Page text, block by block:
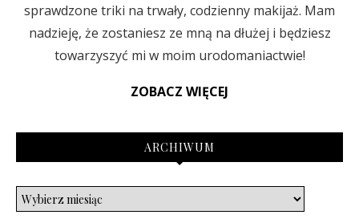
sprawdzone triki na trwały, codzienny makijaż. Mam
nadzieję, że zostaniesz ze mną na dłużej i będziesz
towarzyszyć mi w moim urodomaniactwie!
ZOBACZ WIĘCEJ
ARCHIWUM